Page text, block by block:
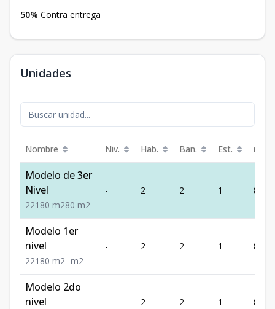
50% Contra entrega
Unidades
Nombre Niv. Hab. Ban. Est. m²
Modelo de 3er
Nivel
221 80 m280 m2
- 2 2 1 80
Modelo 1er
nivel
221 80 m2- m2
- 2 2 1 80
Modelo 2do
nivel
- 2 2 1 80